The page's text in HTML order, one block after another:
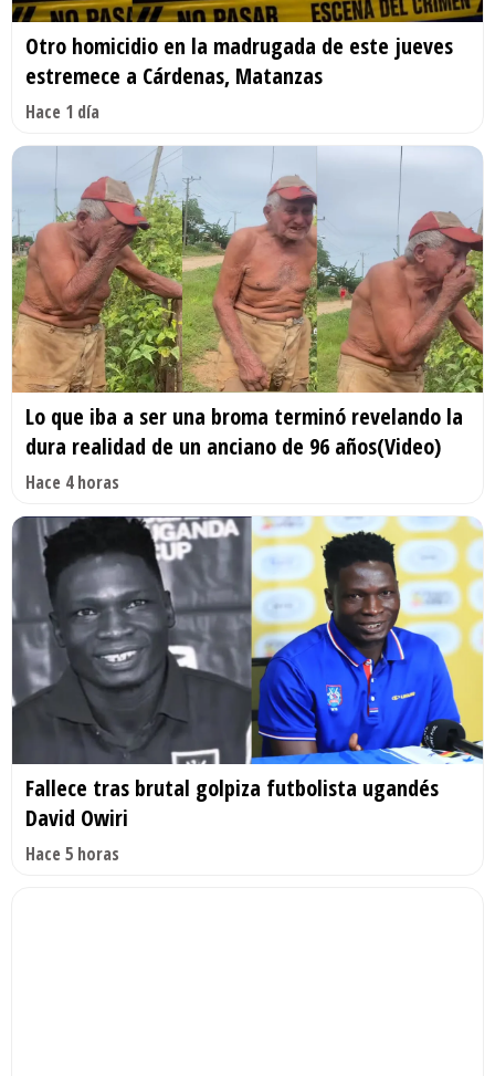
Otro homicidio en la madrugada de este jueves
estremece a Cárdenas, Matanzas
Hace 1 día
Lo que iba a ser una broma terminó revelando la
dura realidad de un anciano de 96 años(Video)
Hace 4 horas
Fallece tras brutal golpiza futbolista ugandés
David Owiri
Hace 5 horas